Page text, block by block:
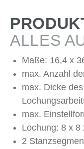
ALLES
Maße: 16,4 x
max. Anzahl
max. Dicke
max.
Lochung: 8 x 8
2